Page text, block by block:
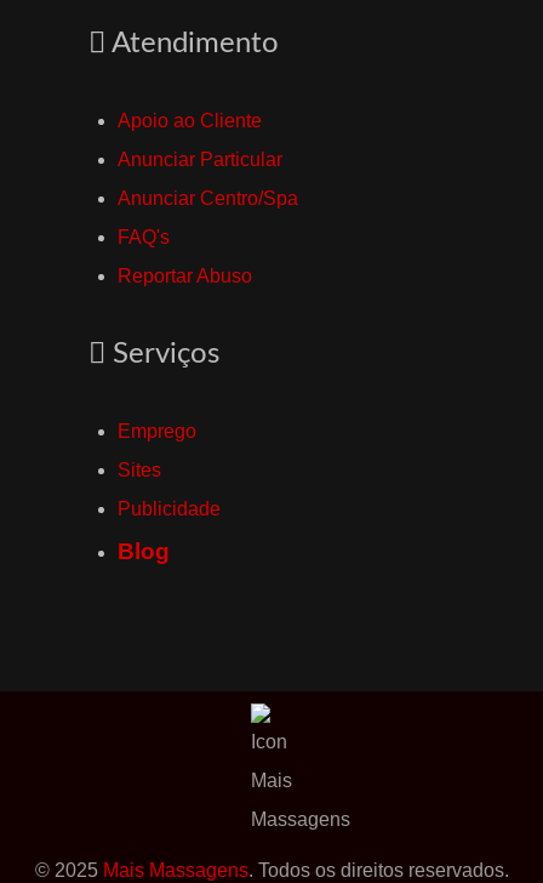
Atendimento
Apoio ao Cliente
Anunciar Particular
Anunciar Centro/Spa
FAQ's
Reportar Abuso
Serviços
Emprego
Sites
Publicidade
Blog
© 2025 Mais Massagens. Todos os direitos reservados.